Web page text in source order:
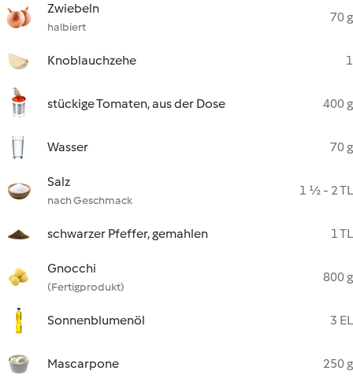
Zwiebeln
halbiert
70 g
Knoblauchzehe 1
stückige Tomaten, aus der Dose 400 g
Wasser 70 g
Salz
nach Geschmack
1 ½ - 2 TL
schwarzer Pfeffer, gemahlen 1 TL
Gnocchi
(Fertigprodukt)
800 g
Sonnenblumenöl 3 EL
Mascarpone 250 g